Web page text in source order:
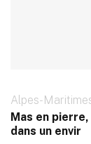
Alpes-
Mas en
dans un envir